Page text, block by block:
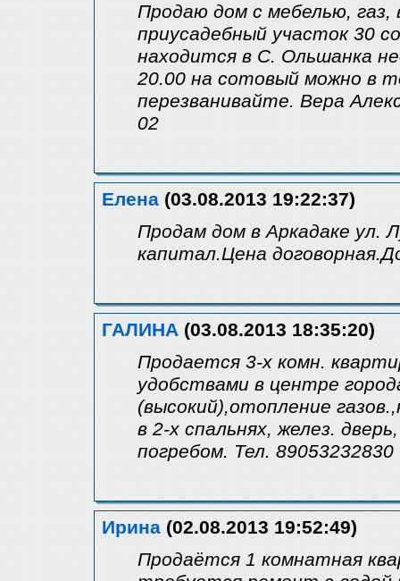
Продаю дом с мебелью,
приусадебный участок 30
находится в С. Ольшанка
20.00 на сотовый можно в
перезванивайте. Вера
02
Елена (03.08.2013 19:22:37)
Продам дом в Аркадаке ул.
капитал.Цена
ГАЛИНА (03.08.2013 18:35:20)
Продается 3-х комн.
удобствами в центре
(высокий),отопление
в 2-х спальнях, желез.
погребом. Тел. 89053232830
Ирина (02.08.2013 19:52:49)
Продаётся 1 комнатная